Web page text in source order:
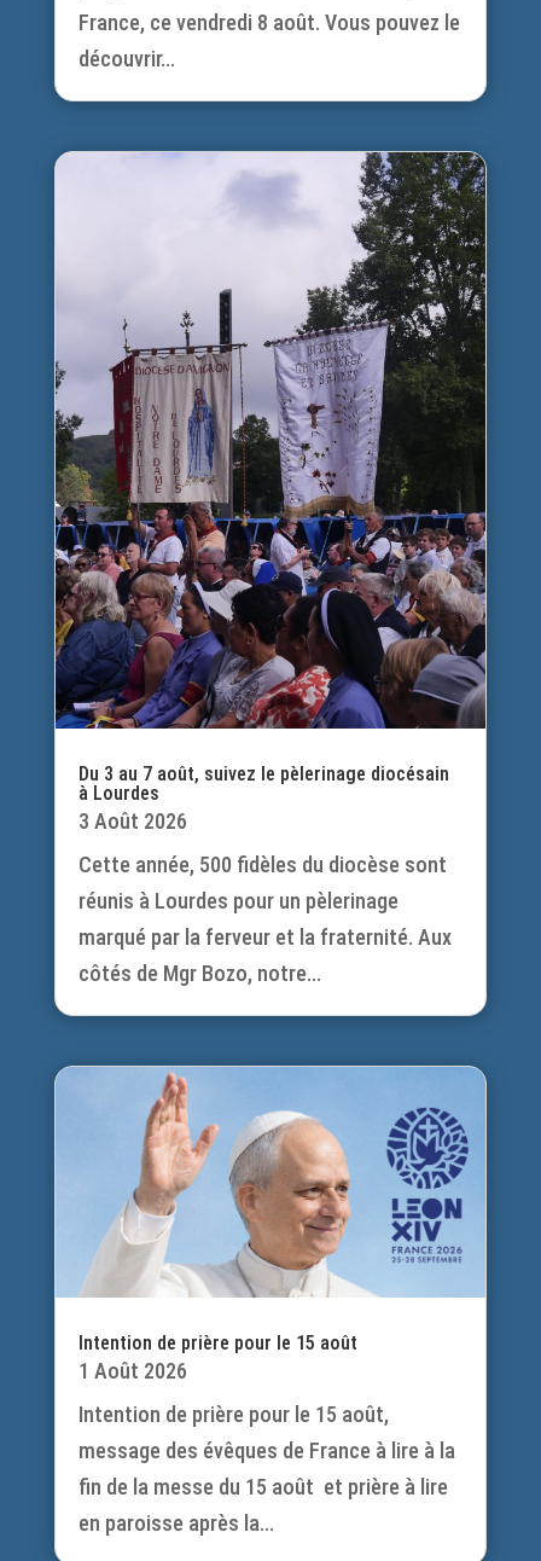
France, ce vendredi 8 août. Vous pouvez le
découvrir...
Du 3 au 7 août, suivez le pèlerinage diocésain
à Lourdes
3 Août 2026
Cette année, 500 fidèles du diocèse sont
réunis à Lourdes pour un pèlerinage
marqué par la ferveur et la fraternité. Aux
côtés de Mgr Bozo, notre...
Intention de prière pour le 15 août
1 Août 2026
Intention de prière pour le 15 août,
message des évêques de France à lire à la
fin de la messe du 15 août et prière à lire
en paroisse après la...